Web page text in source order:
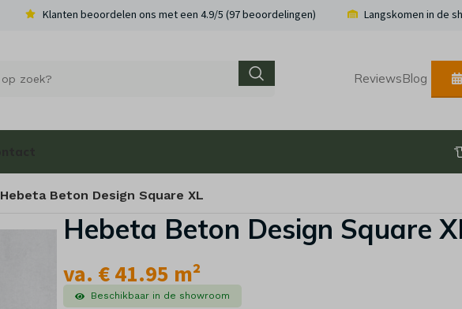
Klanten beoordelen ons met een 4.9/5 (97 beoordelingen) Langskomen in de
ReviewsBlog
Hebeta Beton Design Square XL
Hebeta Beton Design Square
va. € 41.95 m²
Beschikbaar in de showroom